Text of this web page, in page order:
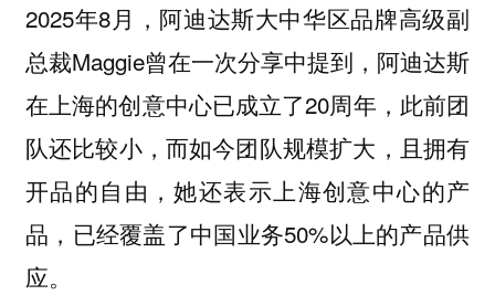
2025年8月，阿迪达斯大中华区品牌高级副
总裁Maggie曾在一次分享中提到，阿迪达斯
在上海的创意中心已成立了20周年，此前团
队还比较小，而如今团队规模扩大，且拥有
开品的自由，她还表示上海创意中心的产
品，已经覆盖了中国业务50%以上的产品供
应。